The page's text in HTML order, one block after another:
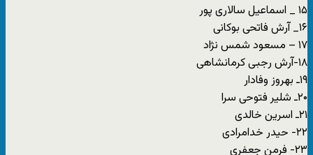
۱۵ _ اسماعیل سالاری پور
۱۶_ آرش فاتحی بوکانی
۱۷ – مسعود شمس نژاد
۱٨-آرش رجبی کرمانشاهی
۱۹ـ بهروز وفادار
۲۰ـ شلیر فتوحی سرا
۲۱ـ اسرین خالدی
۲۲- حیدر خدامرادی
۲۳- فرمن جعفری